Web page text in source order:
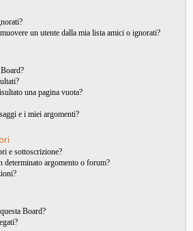
un utente dalla mia lista amici o ignorati?
una pagina vuota?
e i miei argomenti?
e sottoscrizione?
determinato argomento o forum?
Board?